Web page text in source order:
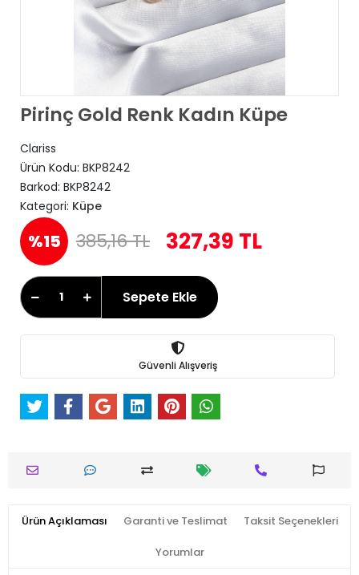
Pirinç Gold Renk Kadın Küpe
Clariss
Ürün Kodu: BKP8242
Barkod: BKP8242
Kategori: Küpe
%15 385,16 TL 327,39 TL
Sepete Ekle
Güvenli Alışveriş
Ürün Açıklaması Garanti ve Teslimat Taksit Seçenekleri
Yorumlar